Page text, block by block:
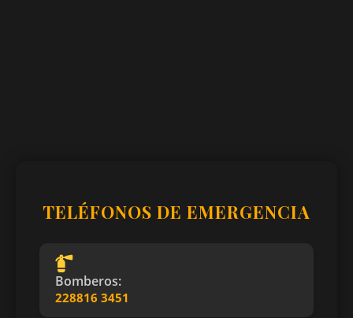
TELÉFONOS DE EMERGENCIA
Bomberos:
228816 3451